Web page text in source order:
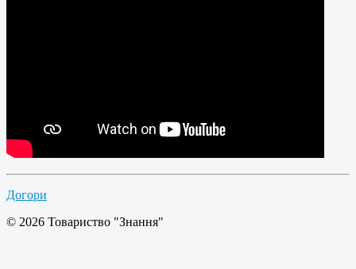
Догори
© 2026 Товариство "Знання"